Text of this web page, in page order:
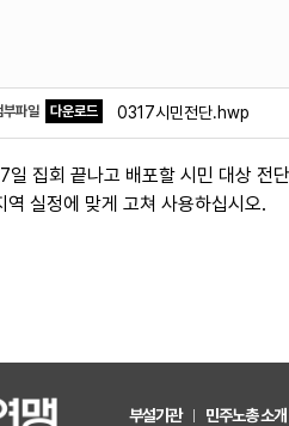
부파일 다운로드 0317시민전단.hwp
일 집회 끝나고 배포할 시민 대상 전
역 실정에 맞게 고쳐 사용하십시오.
부설기관 민주노총 소개